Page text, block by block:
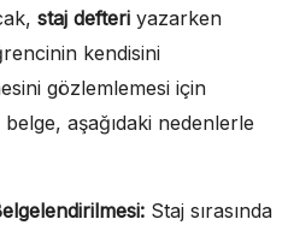
staj defteri yazarken
kendisini
gözlemlemesi için
aşağıdaki nedenlerle
Staj sırasında